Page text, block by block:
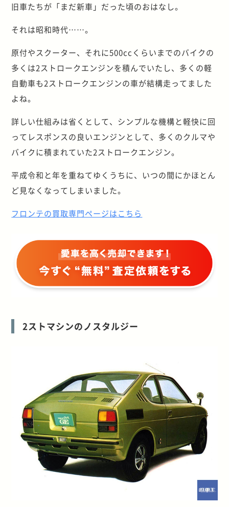
旧車たちが「まだ新車」だった頃のおはなし。
それは昭和時代……。
原付やスクーター、それに500ccくらいまでのバイクの
多くは2ストロークエンジンを積んでいたし、多くの軽
自動車も2ストロークエンジンの車が結構走ってました
よね。
詳しい仕組みは省くとして、シンプルな機構と軽快に回
ってレスポンスの良いエンジンとして、多くのクルマや
バイクに積まれていた2ストロークエンジン。
平成令和と年を重ねてゆくうちに、いつの間にかほとん
ど見なくなってしまいました。
フロンテの買取専門ページはこちら
2ストマシンのノスタルジー